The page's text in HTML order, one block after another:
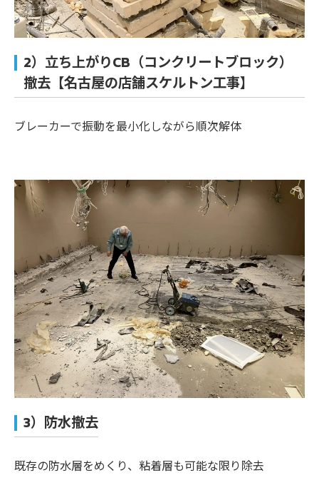
2）立ち上がりCB（コンクリートブロック）
撤去【名古屋の店舗スケルトン工事】
ブレーカーで振動を最小化しながら順次解体
3）防水撤去
既存の防水層をめくり、粘着層も可能な限り除去